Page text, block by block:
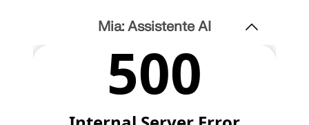
Mia: Assistente AI